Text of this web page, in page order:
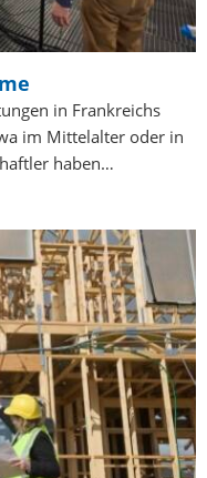
in Frankreichs
im Mittelalter oder in
haben…